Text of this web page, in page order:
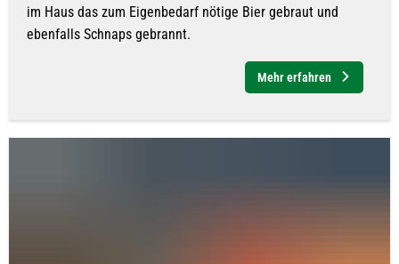
im Haus das zum Eigenbedarf nötige Bier gebraut und
ebenfalls Schnaps gebrannt.
Mehr erfahren